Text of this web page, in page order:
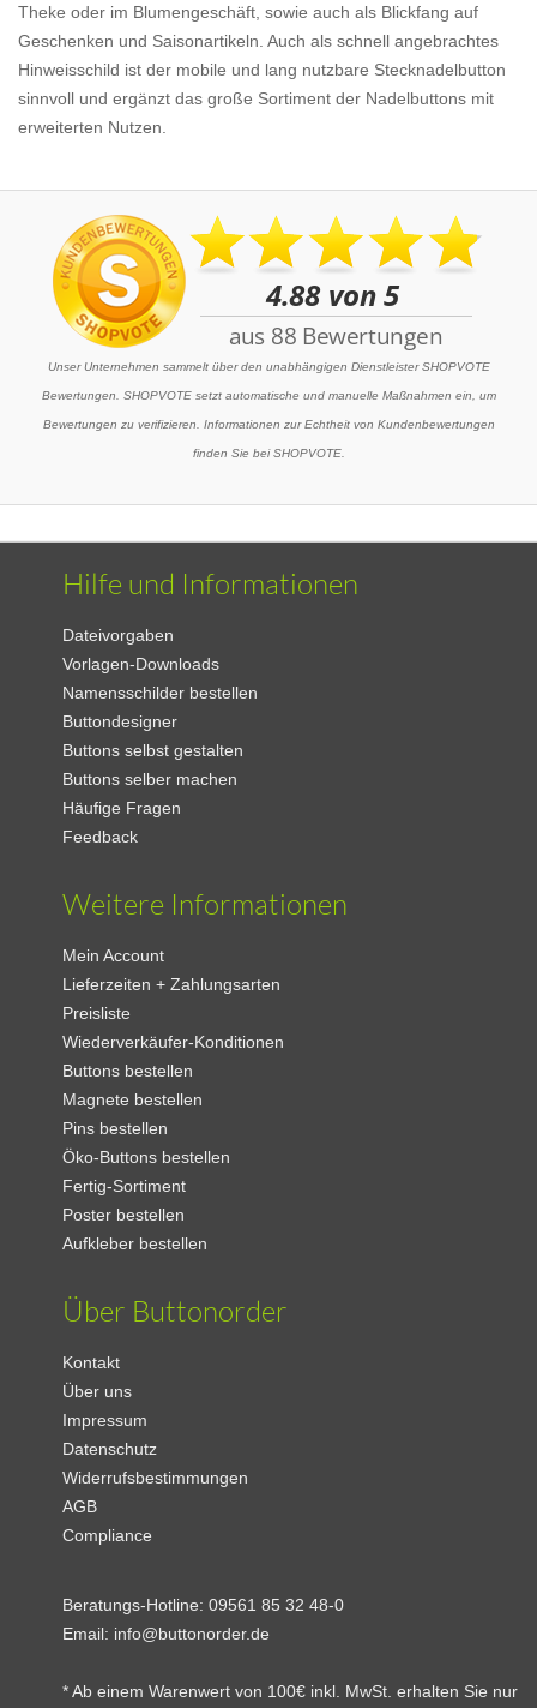
Theke oder im Blumengeschäft, sowie auch als Blickfang auf
Geschenken und Saisonartikeln. Auch als schnell angebrachtes
Hinweisschild ist der mobile und lang nutzbare Stecknadelbutton
sinnvoll und ergänzt das große Sortiment der Nadelbuttons mit
erweiterten Nutzen.
Unser Unternehmen sammelt über den unabhängigen Dienstleister SHOPVOTE
Bewertungen. SHOPVOTE setzt automatische und manuelle Maßnahmen ein, um
Bewertungen zu verifizieren. Informationen zur Echtheit von Kundenbewertungen
finden Sie bei SHOPVOTE.
Hilfe und Informationen
Dateivorgaben
Vorlagen-Downloads
Namensschilder bestellen
Buttondesigner
Buttons selbst gestalten
Buttons selber machen
Häufige Fragen
Feedback
Weitere Informationen
Mein Account
Lieferzeiten + Zahlungsarten
Preisliste
Wiederverkäufer-Konditionen
Buttons bestellen
Magnete bestellen
Pins bestellen
Öko-Buttons bestellen
Fertig-Sortiment
Poster bestellen
Aufkleber bestellen
Über Buttonorder
Kontakt
Über uns
Impressum
Datenschutz
Widerrufsbestimmungen
AGB
Compliance
Beratungs-Hotline:09561 85 32 48-0
Email: info@buttonorder.de
* Ab einem Warenwert von 100€ inkl. MwSt. erhalten Sie nur